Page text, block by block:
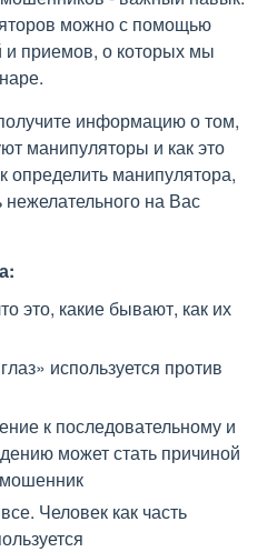
можно с помощью
и приемов, о которых мы
информацию о том,
манипуляторы и как это
определить манипулятора,
нежелательного на Вас
это, какие бывают, как их
используется против
к последовательному и
может стать причиной
Человек как часть